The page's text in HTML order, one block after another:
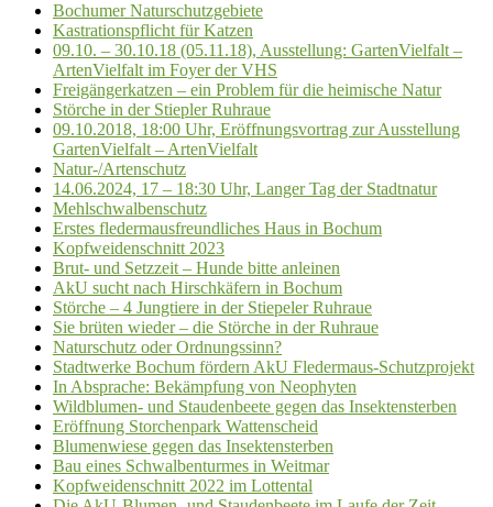
Bochumer Naturschutzgebiete
Kastrationspflicht für Katzen
09.10. – 30.10.18 (05.11.18), Ausstellung: GartenVielfalt –
ArtenVielfalt im Foyer der VHS
Freigängerkatzen – ein Problem für die heimische Natur
Störche in der Stiepler Ruhraue
09.10.2018, 18:00 Uhr, Eröffnungsvortrag zur Ausstellung
GartenVielfalt – ArtenVielfalt
Natur-/Artenschutz
14.06.2024, 17 – 18:30 Uhr, Langer Tag der Stadtnatur
Mehlschwalbenschutz
Erstes fledermausfreundliches Haus in Bochum
Kopfweidenschnitt 2023
Brut- und Setzzeit – Hunde bitte anleinen
AkU sucht nach Hirschkäfern in Bochum
Störche – 4 Jungtiere in der Stiepeler Ruhraue
Sie brüten wieder – die Störche in der Ruhraue
Naturschutz oder Ordnungssinn?
Stadtwerke Bochum fördern AkU Fledermaus-Schutzprojekt
In Absprache: Bekämpfung von Neophyten
Wildblumen- und Staudenbeete gegen das Insektensterben
Eröffnung Storchenpark Wattenscheid
Blumenwiese gegen das Insektensterben
Bau eines Schwalbenturmes in Weitmar
Kopfweidenschnitt 2022 im Lottental